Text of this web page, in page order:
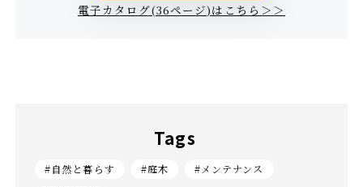
電子カタログ(36ページ)はこちら＞＞
Tags
#自然と暮らす #庭木
#メンテナンス